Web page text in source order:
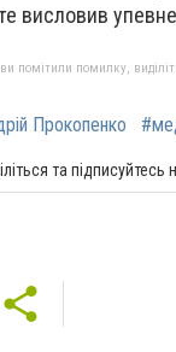
висловив
помітили помилку,
Прокопенко
та